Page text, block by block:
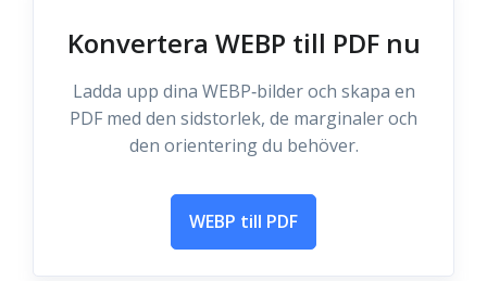
Konvertera WEBP till PDF nu
Ladda upp dina WEBP‑bilder och skapa en
PDF med den sidstorlek, de marginaler och
den orientering du behöver.
WEBP till PDF